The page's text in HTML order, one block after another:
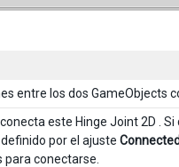
entre los dos GameObjects
este Hinge Joint 2D .
por el ajuste
conectarse.